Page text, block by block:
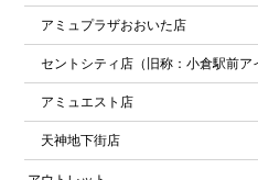
アミュプラザおおいた店
セントシティ店（旧称：小倉駅前ア
アミュエスト店
天神地下街店